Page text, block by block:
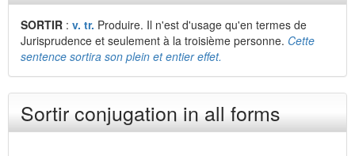
SORTIR : v. tr. Produire. Il n'est d'usage qu'en termes de
Jurisprudence et seulement à la troisième personne. Cette
sentence sortira son plein et entier effet.
Sortir conjugation in all forms